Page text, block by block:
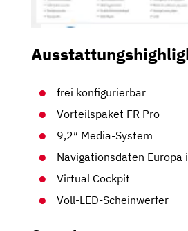
frei konfigurierbar
Vorteilspaket FR Pro
9,2″ Media-System
Navigationsdaten Europa
Virtual Cockpit
Voll-LED-Scheinwerfer